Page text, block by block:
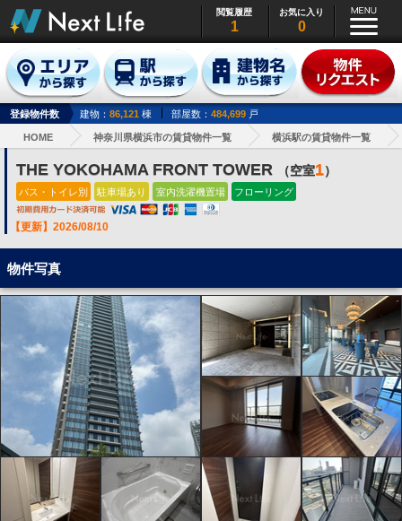
閲覧履歴
1
お気に入り
0
登録物件数 建物： 86,121 棟 部屋数： 484,699 戸
HOME 神奈川県横浜市の賃貸物件一覧 横浜駅の賃貸物件一覧
THE YOKOHAMA FRONT TOWER （空室1）
バス・トイレ別 駐車場あり 室内洗濯機置場 フローリング
【更新】2026/08/10
物件写真